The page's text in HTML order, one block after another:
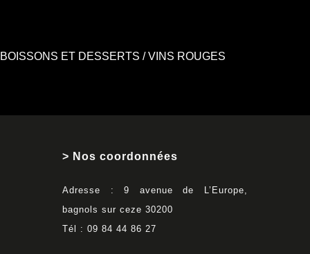
BOISSONS ET DESSERTS / VINS ROUGES
> Nos coordonnées
Adresse : 9 avenue de L’Europe,
bagnols sur ceze 30200
Tél : 09 84 44 86 27